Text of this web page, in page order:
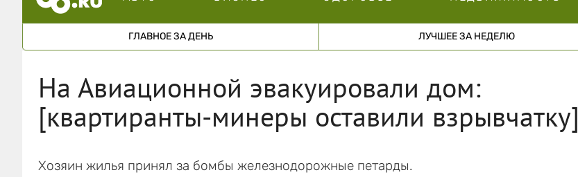
ГЛАВНОЕ ЗА ДЕНЬ ЛУЧШЕЕ ЗА НЕДЕЛЮ
На Авиационной эвакуировали дом:
[квартиранты-минеры оставили взрывчатку]
Хозяин жилья принял за бомбы железнодорожные петарды.